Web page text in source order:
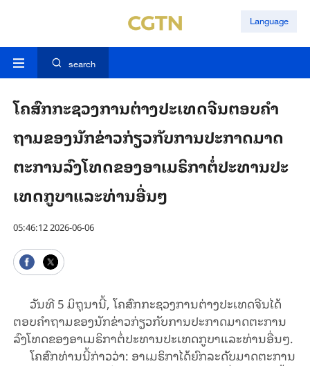
Language
search
ໂຄ​ສົກ​ກະ​ຊວງ​ການ​ຕ່າງ​ປະ​ເທດ​ຈີນຕອບ​ຄຳ​
ຖາມ​ຂອງ​ນັກ​ຂ່າວ​ກ່ຽວ​ກັບ​ການ​ປະ​ກາດ​ມາດ​
ຕະ​ການ​ລົງ​ໂທດ​ຂອງອາ​ເມ​ຣິ​ກາ​​ຕໍ່​ປະ​ທານ​ປະ​
ເທດ​ກູ​ບາ​ແລະ​ທ່ານ​ອື່ນໆ
05:46:12 2026-06-06
ວັນ​ທີ 5 ມິ​ຖຸ​ນາ​ນີ້, ໂຄ​ສົກ​ກະ​ຊວງ​ການ​ຕ່າງ​ປະ​ເທດ​ຈີນ​ໄດ້​
ຕອບ​ຄຳ​ຖາມ​ຂອງ​ນັກ​ຂ່າວ​ກ່ຽວ​ກັບການ​ປະ​ກາດ​ມາດ​ຕະ​ການ​
ລົງ​ໂທດ​ຂອງ​ອາ​ເມ​ຣິ​ກາ​ຕໍ່​ປະ​ທານ​ປະ​ເທດ​ກູ​ບາ​ແລະ​ທ່ານ​ອື່ນໆ.
ໂຄ​ສົກ​ທ່ານ​ນີ້​ກ່າວ​ວ່າ: ອາ​ເມ​ຣິ​ກາ​ໄດ້​ຍົກ​ລະ​ດັບ​ມາດ​ຕະ​ການ​